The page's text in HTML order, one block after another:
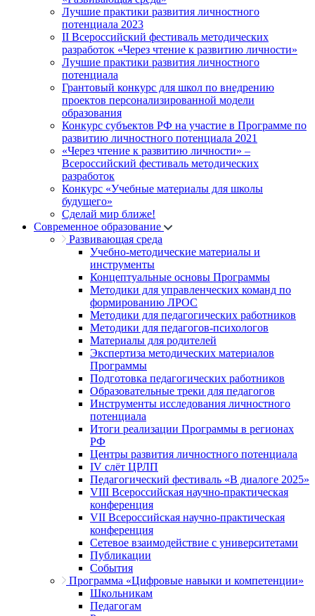
Лучшие практики развития личностного
потенциала 2023
II Всероссийский фестиваль методических
разработок «Через чтение к развитию личности»
Лучшие практики развития личностного
потенциала
Грантовый конкурс для школ по внедрению
проектов персонализированной модели
образования
Конкурс субъектов РФ на участие в Программе по
развитию личностного потенциала 2021
«Через чтение к развитию личности» –
Всероссийский фестиваль методических
разработок
Конкурс «Учебные материалы для школы
будущего»
Сделай мир ближе!
Современное образование
Развивающая среда
Учебно-методические материалы и
инструменты
Концептуальные основы Программы
Методики для управленческих команд по
формированию ЛРОС
Методики для педагогических работников
Методики для педагогов-психологов
Материалы для родителей
Экспертиза методических материалов
Программы
Подготовка педагогических работников
Образовательные треки для педагогов
Инструменты исследования личностного
потенциала
Итоги реализации Программы в регионах
РФ
Центры развития личностного потенциала
IV слёт ЦРЛП
Педагогический фестиваль «В диалоге 2025»
VIII Всероссийская научно-практическая
конференция
VII Всероссийская научно-практическая
конференция
Сетевое взаимодействие с университетами
Публикации
События
Программа «Цифровые навыки и компетенции»
Школьникам
Педагогам